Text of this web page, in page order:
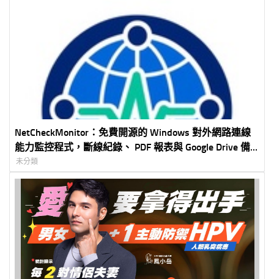
NetCheckMonitor：免費開源的 Windows 對外網路連線
能力監控程式，斷線紀錄、 PDF 報表與 Google Drive 備
份一次完成
未分類